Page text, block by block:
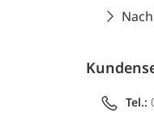
Tel.: